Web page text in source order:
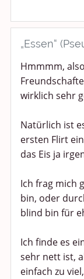
„Essen“
Hmmmm,
wirklich sehr
Natürlich ist
ersten Flirt
das Eis ja
Ich frag mich
bin, oder
blind bin für
Ich finde es
sehr nett ist,
einfach zu